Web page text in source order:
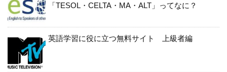
「TESOL・CELTA・MA・ALT」ってなに？
英語学習に役に立つ無料サイト 上級者編